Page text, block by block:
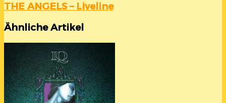
THE ANGELS – Liveline
Ähnliche Artikel